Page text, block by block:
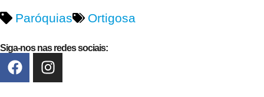
Paróquias
Ortigosa
Siga-nos nas redes sociais: